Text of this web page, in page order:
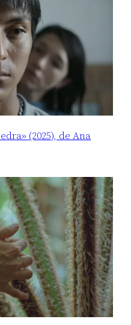
(2025), de Ana